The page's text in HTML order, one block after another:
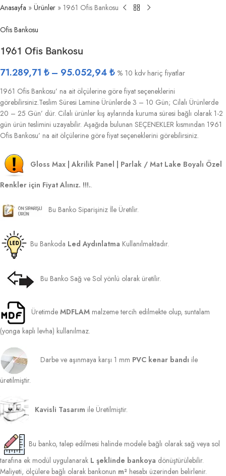
Anasayfa » Ürünler » 1961 Ofis Bankosu
Ofis Bankosu
1961 Ofis Bankosu
71.289,71 ₺ – 95.052,94₺ % 10 kdv hariç fiyatlar
1961 Ofis Bankosu’ na ait ölçülerine göre fiyat seçeneklerini
görebilirsiniz.Teslim Süresi Lamine Ürünlerde 3 – 10 Gün; Cilalı Ürünlerde
20 – 25 Gün’ dür. Cilalı ürünler kış aylarında kuruma süresi bağlı olarak 1-2
gün ürün teslimini uzayabilir. Aşağıda bulunan SEÇENEKLER kısmından 1961
Ofis Bankosu’ na ait ölçülerine göre fiyat seçeneklerini görebilirsiniz.
Gloss Max | Akrilik Panel | Parlak / Mat Lake Boyalı Özel
Renkler için Fiyat Alınız. !!!..
Bu Banko Siparişiniz İle Üretilir.
Bu Bankoda Led Aydınlatma Kullanılmaktadır.
Bu Banko Sağ ve Sol yönlü olarak üretilir.
Üretimde MDFLAM malzeme tercih edilmekte olup, suntalam
(yonga kaplı levha) kullanılmaz.
Darbe ve aşınmaya karşı 1 mm PVC kenar bandı ile
üretilmiştir.
Kavisli Tasarım ile Üretilmiştir.
Bu banko, talep edilmesi halinde modele bağlı olarak sağ veya sol
tarafına ek modül uygulanarak L şeklinde bankoya dönüştürülebilir.
Maliyeti, ölçülere bağlı olarak bankonun m² hesabı üzerinden belirlenir.